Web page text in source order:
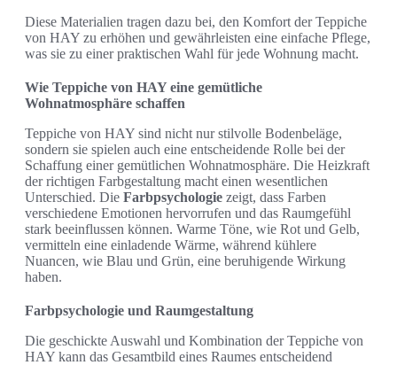
Diese Materialien tragen dazu bei, den Komfort der Teppiche
von HAY zu erhöhen und gewährleisten eine einfache Pflege,
was sie zu einer praktischen Wahl für jede Wohnung macht.
Wie Teppiche von HAY eine gemütliche
Wohnatmosphäre schaffen
Teppiche von HAY sind nicht nur stilvolle Bodenbeläge,
sondern sie spielen auch eine entscheidende Rolle bei der
Schaffung einer gemütlichen Wohnatmosphäre. Die Heizkraft
der richtigen Farbgestaltung macht einen wesentlichen
Unterschied. Die Farbpsychologie zeigt, dass Farben
verschiedene Emotionen hervorrufen und das Raumgefühl
stark beeinflussen können. Warme Töne, wie Rot und Gelb,
vermitteln eine einladende Wärme, während kühlere
Nuancen, wie Blau und Grün, eine beruhigende Wirkung
haben.
Farbpsychologie und Raumgestaltung
Die geschickte Auswahl und Kombination der Teppiche von
HAY kann das Gesamtbild eines Raumes entscheidend